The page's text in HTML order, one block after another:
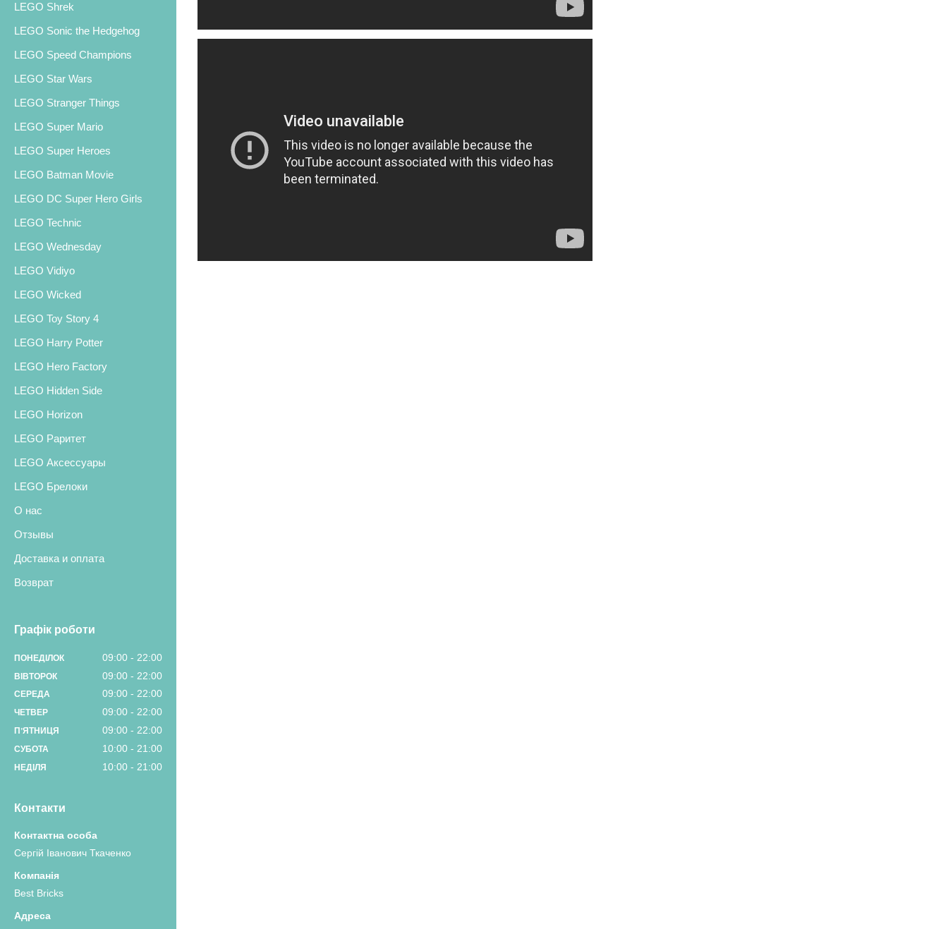
LEGO Shrek
LEGO Sonic the Hedgehog
LEGO Speed Champions
LEGO Star Wars
LEGO Stranger Things
LEGO Super Mario
LEGO Super Heroes
LEGO Batman Movie
LEGO DC Super Hero Girls
LEGO Technic
LEGO Wednesday
LEGO Vidiyo
LEGO Wicked
LEGO Toy Story 4
LEGO Harry Potter
LEGO Hero Factory
LEGO Hidden Side
LEGO Horizon
LEGO Раритет
LEGO Аксессуары
LEGO Брелоки
О нас
Отзывы
Доставка и оплата
Возврат
Графік роботи
ПОНЕДІЛОК 09:00 22:00
ВІВТОРОК 09:00 22:00
СЕРЕДА 09:00 22:00
ЧЕТВЕР 09:00 22:00
ПʼЯТНИЦЯ 09:00 22:00
СУБОТА 10:00 21:00
НЕДІЛЯ 10:00 21:00
Контакти
Сергій Іванович Ткаченко
Best Bricks